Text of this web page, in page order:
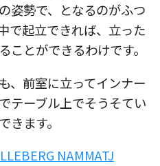
姿勢で、となるのがふつ
で起立できれば、立った
ことができるわけです。
、前室に立ってインナー
テーブル上でそうそてい
きます。
NAMMATJ